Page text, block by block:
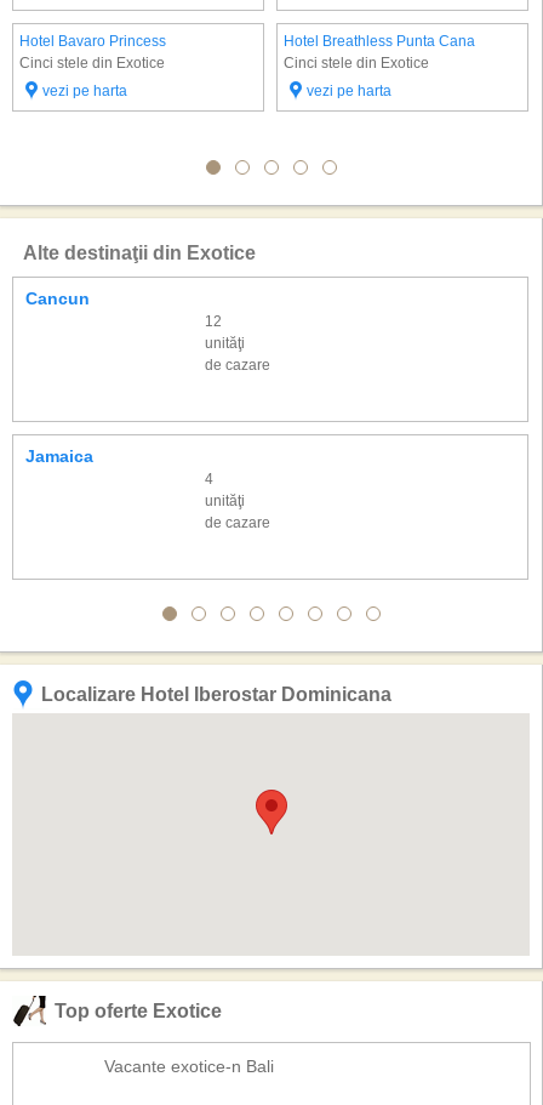
Hotel Bavaro Princess
Cinci stele din Exotice
vezi pe harta
Hotel Breathless Punta Cana
Cinci stele din Exotice
vezi pe harta
Alte destinaţii din Exotice
Cancun
12
unităţi
de cazare
Jamaica
4
unităţi
de cazare
Localizare Hotel Iberostar Dominicana
Top oferte Exotice
Vacante exotice-n Bali